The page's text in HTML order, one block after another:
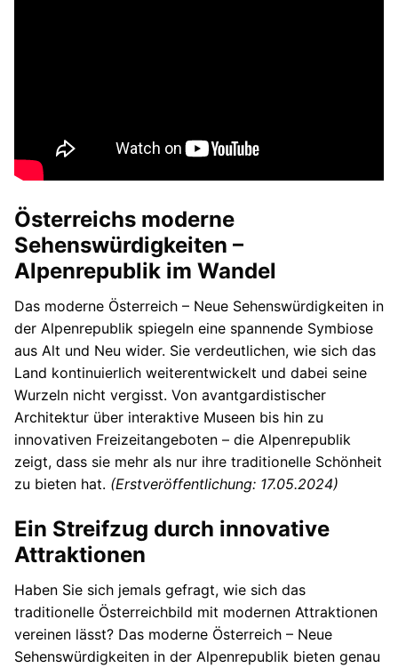
Österreichs moderne
Sehenswürdigkeiten –
Alpenrepublik im Wandel
Das moderne Österreich – Neue Sehenswürdigkeiten in
der Alpenrepublik spiegeln eine spannende Symbiose
aus Alt und Neu wider. Sie verdeutlichen, wie sich das
Land kontinuierlich weiterentwickelt und dabei seine
Wurzeln nicht vergisst. Von avantgardistischer
Architektur über interaktive Museen bis hin zu
innovativen Freizeitangeboten – die Alpenrepublik
zeigt, dass sie mehr als nur ihre traditionelle Schönheit
zu bieten hat. (Erstveröffentlichung: 17.05.2024)
Ein Streifzug durch innovative
Attraktionen
Haben Sie sich jemals gefragt, wie sich das
traditionelle Österreichbild mit modernen Attraktionen
vereinen lässt? Das moderne Österreich – Neue
Sehenswürdigkeiten in der Alpenrepublik bieten genau